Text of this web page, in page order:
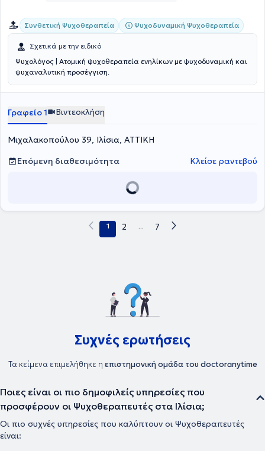
Συνθετική Ψυχοθεραπεία Ψυχοδυναμική Ψυχοθεραπεία
Σχετικά με την ειδικό
Ψυχολόγος | Ατομική ψυχοθεραπεία ενηλίκων με ψυχοδυναμική και
ψυχαναλυτική προσέγγιση.
Γραφείο 1 Βιντεοκλήση
Μιχαλακοπούλου 39, Ιλίσια, ΑΤΤΙΚΗ
Επόμενη διαθεσιμότητα
Κλείσε ραντεβού
1 2 ... 7
Συχνές ερωτήσεις
Τα κείμενα επιμελήθηκε η επιστημονική ομάδα του doctoranytime
Ποιες είναι οι πιο δημοφιλείς υπηρεσίες που
προσφέρουν οι Ψυχοθεραπευτές στα Ιλίσια;
Οι πιο συχνές υπηρεσίες που καλύπτουν οι Ψυχοθεραπευτές
είναι: